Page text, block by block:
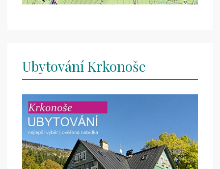
Ubytování Krkonoše